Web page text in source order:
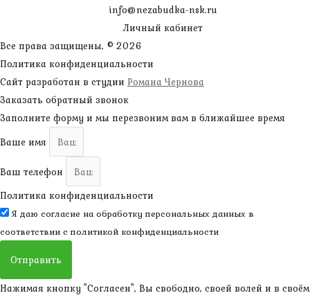
info@nezabudka-nsk.ru
Личный кабинет
Все права защищены, © 2026
Политика конфиденциальности
Сайт разработан в студии Романа Чернова
Заказать обратный звонок
Заполните форму и мы перезвоним вам в ближайшее время
Ваше имя
Ваш телефон
Политика конфиденциальности
Я даю согласие на обработку персональных данных в
соответствии с политикой конфиденциальности
Отправить
Нажимая кнопку "Согласен", Вы свободно, своей волей и в своём